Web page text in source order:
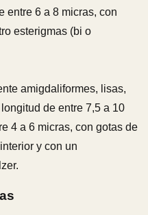
entre 6 a 8 micras, con
esterigmas (bi o
amigdaliformes, lisas,
de entre 7,5 a 10
4 a 6 micras, con gotas de
y con un